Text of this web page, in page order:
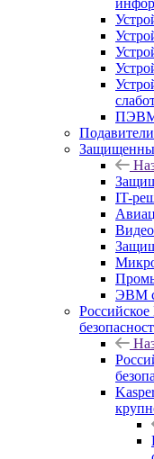
ПЭВМ
IT-
ЭВМ